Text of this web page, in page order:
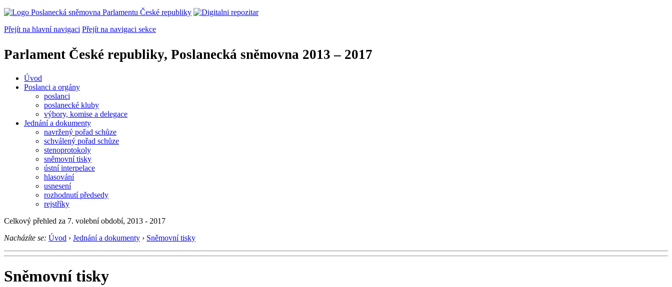
Přejít na hlavní navigaci Přejít na navigaci sekce
Parlament České republiky, Poslanecká sněmovna 2013 – 2017
Úvod
Poslanci a orgány
poslanci
poslanecké kluby
výbory, komise a delegace
Jednání a dokumenty
navržený pořad schůze
schválený pořad schůze
stenoprotokoly
sněmovní tisky
ústní interpelace
hlasování
usnesení
rozhodnutí předsedy
rejstříky
Celkový přehled za 7. volební období, 2013 - 2017
Nacházíte se: Úvod › Jednání a dokumenty › Sněmovní tisky
Sněmovní tisky